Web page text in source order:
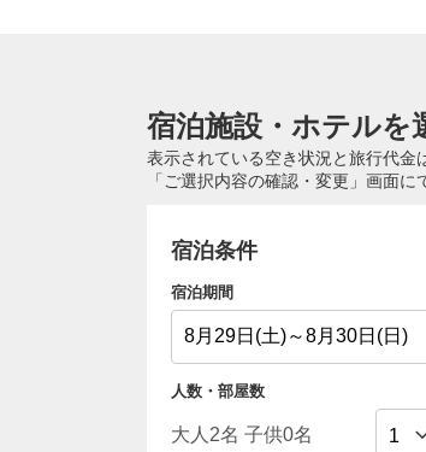
宿泊施設・ホテルを
表示されている空き状況と旅行代金
「ご選択内容の確認・変更」画面に
宿泊条件
宿泊期間
人数・部屋数